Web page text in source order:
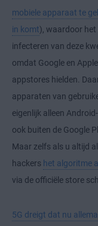
mobiele apparaat te
in komt), waardoor
infecteren van deze
omdat Google en
appstores hielden.
apparaten van
eigenlijk alleen
ook buiten de Google
Maar zelfs als u altijd
hackers het algoritme
via de officiële store
5G dreigt dat nu